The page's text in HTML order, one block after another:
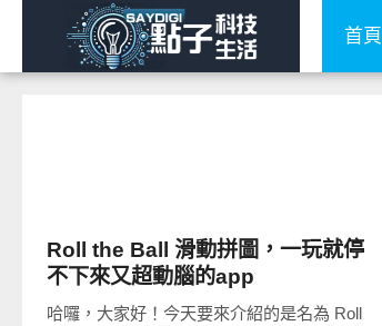
首頁
Roll the Ball 滑動拼圖，一玩就停
不下來又超動腦的app
哈囉，大家好！今天要來介紹的是名為 Roll